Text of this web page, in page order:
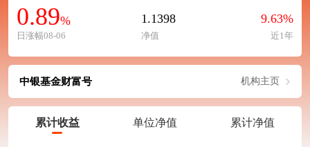
0.89%
日涨幅08-06
1.1398
净值
9.63%
近1年
中银基金财富号 机构主页
累计收益 单位净值 累计净值